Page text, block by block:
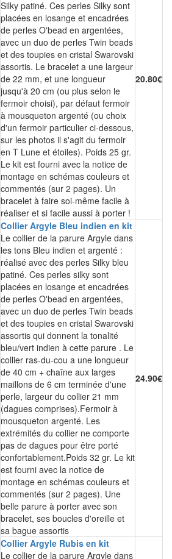
Silky patiné. Ces perles Silky sont
placées en losange et encadrées
de perles O'bead en argentées,
avec un duo de perles Twin beads
et des toupies en cristal Swarovski
assortis. Le bracelet a une largeur
de 22 mm, et une longueur
jusqu'à 20 cm (ou plus selon le
fermoir choisi), par défaut fermoir
à mousqueton argenté (ou choix
d'un fermoir particulier ci-dessous,
sur les photos il s'agit du fermoir
en T Lune et étoiles). Poids 25 gr.
Le kit est fourni avec la notice de
montage en schémas couleurs et
commentés (sur 2 pages). Un
bracelet à faire soi-même facile à
réaliser et si facile aussi à porter !
20.80€
Collier Argyle Bleu indien en kit
Le collier de la parure Argyle dans
les tons Bleu indien et argenté :
réalisé avec des perles Silky bleu
patiné. Ces perles silky sont
placées en losange et encadrées
de perles O'bead en argentées,
avec un duo de perles Twin beads
et des toupies en cristal Swarovski
assortis qui donnent la tonalité
bleu/vert indien à cette parure . Le
collier ras-du-cou a une longueur
de 40 cm + chaîne aux larges
maillons de 6 cm terminée d'une
perle, largeur du collier 21 mm
(dagues comprises).Fermoir à
mousqueton argenté. Les
extrémités du collier ne comporte
pas de dagues pour être porté
confortablement.Poids 32 gr. Le kit
est fourni avec la notice de
montage en schémas couleurs et
commentés (sur 2 pages). Une
belle parure à porter avec son
bracelet, ses boucles d'oreille et
sa bague assortis
24.90€
Collier Argyle Rubis en kit
Le collier de la parure Argyle dans